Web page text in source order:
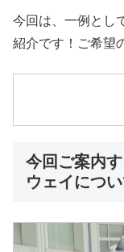
今回は、一例とし
紹介です！ご希望
今回ご案内
ウェイにつ